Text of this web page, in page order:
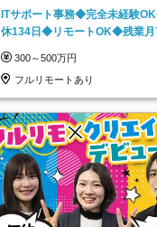
ITサポート事務◆完全未経験
休134日◆リモートOK◆残業月
300～500万円
フルリモートあり